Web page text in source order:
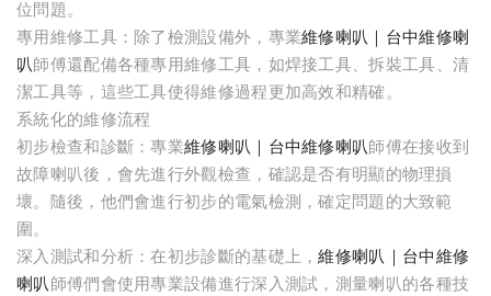
位問題。
專用維修工具：除了檢測設備外，專業維修喇叭｜台中維修喇
叭師傅還配備各種專用維修工具，如焊接工具、拆裝工具、清
潔工具等，這些工具使得維修過程更加高效和精確。
系統化的維修流程
初步檢查和診斷：專業維修喇叭｜台中維修喇叭師傅在接收到
故障喇叭後，會先進行外觀檢查，確認是否有明顯的物理損
壞。隨後，他們會進行初步的電氣檢測，確定問題的大致範
圍。
深入測試和分析：在初步診斷的基礎上，維修喇叭｜台中維修
喇叭師傅們會使用專業設備進行深入測試，測量喇叭的各種技